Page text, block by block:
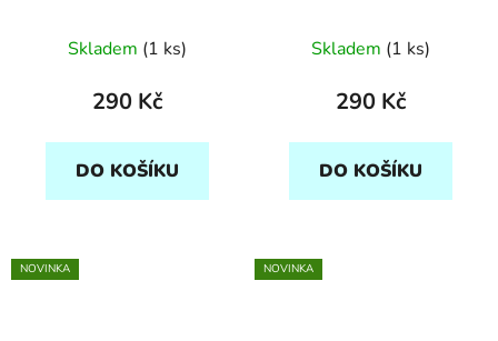
Skladem (1 ks)
290 Kč
DO KOŠÍKU
Skladem (1 ks)
290 Kč
DO KOŠÍKU
NOVINKA NOVINKA